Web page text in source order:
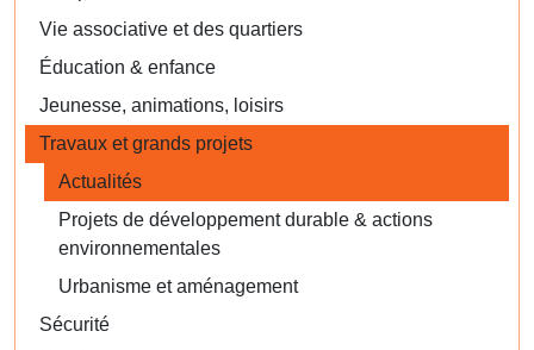
Vie associative et des quartiers
Éducation & enfance
Jeunesse, animations, loisirs
Travaux et grands projets
Actualités
Projets de développement durable & actions
environnementales
Urbanisme et aménagement
Sécurité